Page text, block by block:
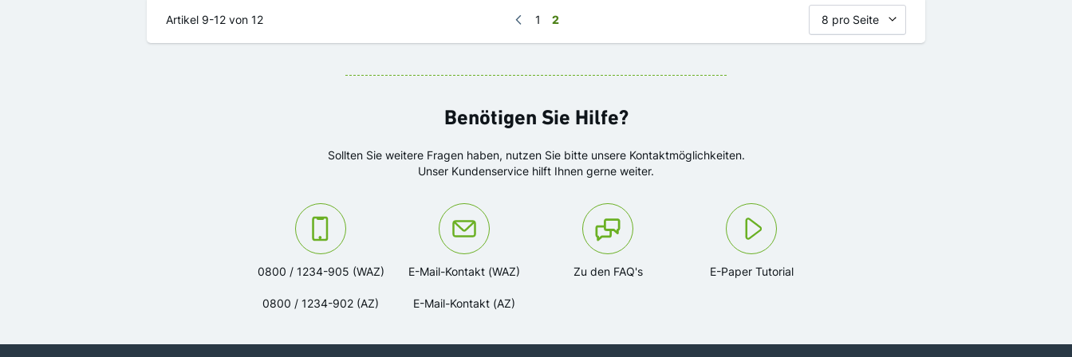
Artikel 9-12 von 12
Seite
Seite
Zurück
Seite
1 Sie lesen gerade Seite
2
Benötigen Sie Hilfe?
Sollten Sie weitere Fragen haben, nutzen Sie bitte unsere Kontaktmöglichkeiten.
Unser Kundenservice hilft Ihnen gerne weiter.
Kontaktieren Sie uns unter der Telefonnummer:
0800 / 1234-905 (WAZ)
0800 / 1234-902 (AZ)
Oder kontaktieren Sie uns via
E-Mail-Kontakt (WAZ)
E-Mail-Kontakt (AZ)
Zu den FAQ's E-Paper Tutorial